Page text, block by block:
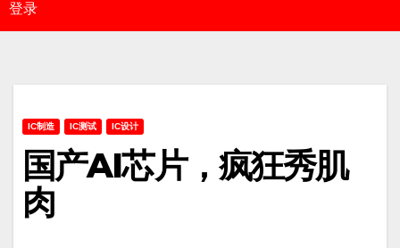
登录
IC制造 IC测试 IC设计
国产AI芯片，疯狂秀肌
肉